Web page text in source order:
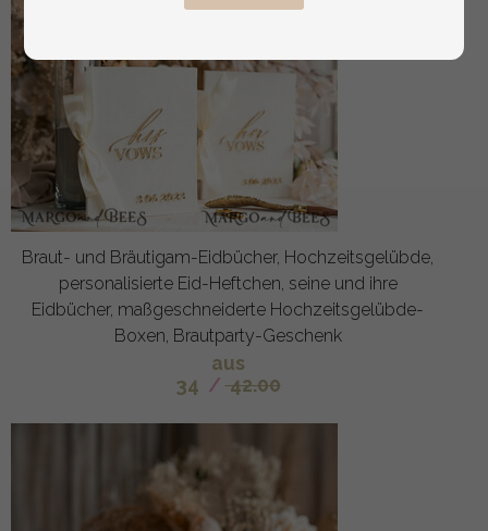
Braut- und Bräutigam-Eidbücher, Hochzeitsgelübde,
personalisierte Eid-Heftchen, seine und ihre
Eidbücher, maßgeschneiderte Hochzeitsgelübde-
Boxen, Brautparty-Geschenk
aus
34 / 42.00